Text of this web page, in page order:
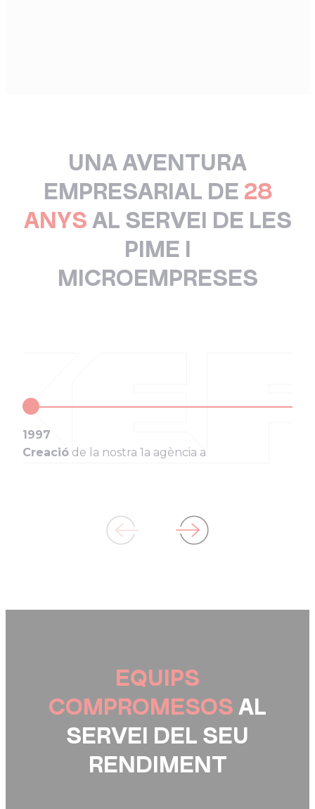
UNA AVENTURA
EMPRESARIAL DE28
ANYSAL SERVEI DE LES
PIME I
MICROEMPRESES
1997
Creació de la nostra 1a agència a
EQUIPS
COMPROMESOSAL
SERVEI DEL SEU
RENDIMENT